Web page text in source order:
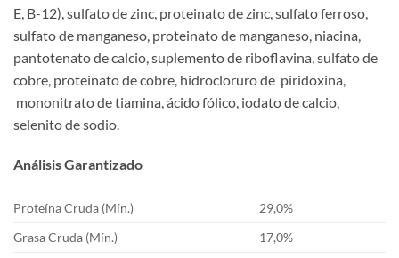
E, B-12), sulfato de zinc, proteinato de zinc, sulfato ferroso,
sulfato de manganeso, proteinato de manganeso, niacina,
pantotenato de calcio, suplemento de riboflavina, sulfato de
cobre, proteinato de cobre, hidrocloruro de piridoxina,
mononitrato de tiamina, ácido fólico, iodato de calcio,
selenito de sodio.
Análisis Garantizado
Proteína Cruda (Mín.)
29,0%
Grasa Cruda (Mín.)
17,0%